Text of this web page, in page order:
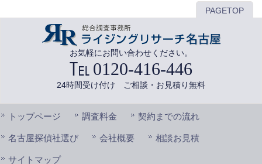
PAGETOP
お気軽にお問い合わせください。
0120-416-446
24時間受け付け ご相談・お見積り無料
トップページ 調査料金 契約までの流れ
名古屋探偵社選び 会社概要 相談お見積
サイトマップ